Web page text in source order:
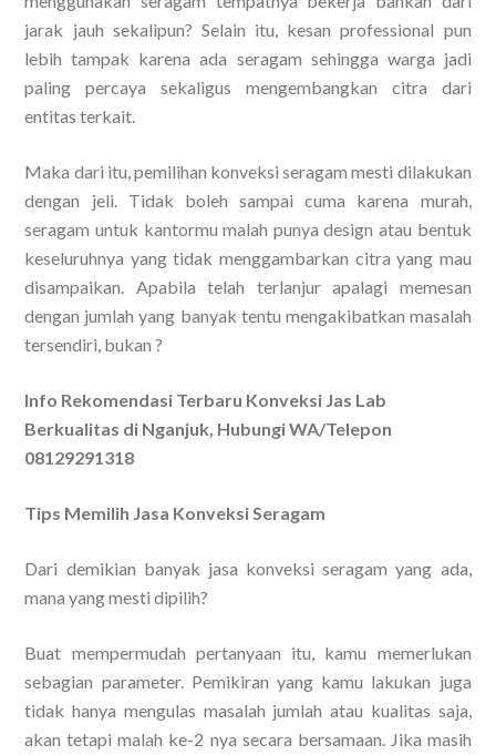
jarak jauh sekalipun? Selain itu, kesan professional pun
lebih tampak karena ada seragam sehingga warga jadi
paling percaya sekaligus mengembangkan citra dari
entitas terkait.
Maka dari itu, pemilihan konveksi seragam mesti dilakukan
dengan jeli. Tidak boleh sampai cuma karena murah,
seragam untuk kantormu malah punya design atau bentuk
keseluruhnya yang tidak menggambarkan citra yang mau
disampaikan. Apabila telah terlanjur apalagi memesan
dengan jumlah yang banyak tentu mengakibatkan masalah
tersendiri, bukan ?
Info Rekomendasi Terbaru Konveksi Jas Lab
Berkualitas di Nganjuk, Hubungi WA/Telepon
08129291318
Tips Memilih Jasa Konveksi Seragam
Dari demikian banyak jasa konveksi seragam yang ada,
mana yang mesti dipilih?
Buat mempermudah pertanyaan itu, kamu memerlukan
sebagian parameter. Pemikiran yang kamu lakukan juga
tidak hanya mengulas masalah jumlah atau kualitas saja,
akan tetapi malah ke-2 nya secara bersamaan. Jika masih